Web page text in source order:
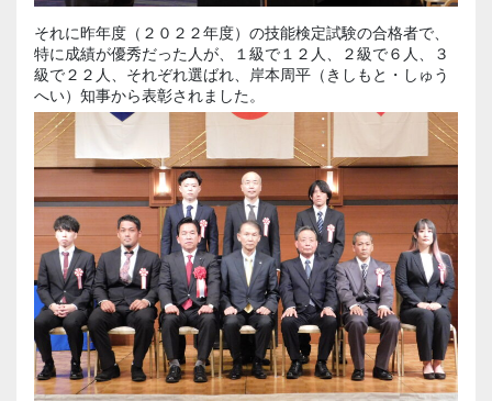
それに昨年度（２０２２年度）の技能検定試験の合格者で、
特に成績が優秀だった人が、１級で１２人、２級で６人、３
級で２２人、それぞれ選ばれ、岸本周平（きしもと・しゅう
へい）知事から表彰されました。